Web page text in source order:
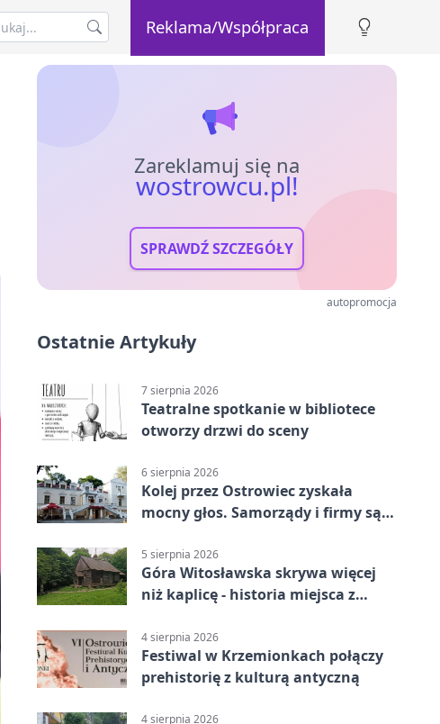
Reklama/Współpraca
Zareklamuj się na
wostrowcu.pl!
SPRAWDŹ SZCZEGÓŁY
autopromocja
Ostatnie Artykuły
7 sierpnia 2026
Teatralne spotkanie w bibliotece
otworzy drzwi do sceny
6 sierpnia 2026
Kolej przez Ostrowiec zyskała
mocny głos. Samorządy i firmy są
5 sierpnia 2026
Góra Witosławska skrywa więcej
niż kaplicę - historia miejsca z
4 sierpnia 2026
Festiwal w Krzemionkach połączy
prehistorię z kulturą antyczną
4 sierpnia 2026